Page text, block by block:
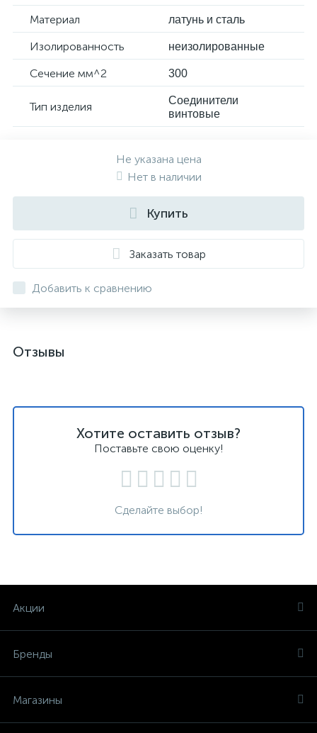
Материал латунь и сталь
Изолированность неизолированные
Сечение мм^2 300
Тип изделия
Соединители
винтовые
Не указана цена
Нет в наличии
Купить
Заказать товар
Добавить к сравнению
Отзывы
Хотите оставить отзыв?
Поставьте свою оценку!
Сделайте выбор!
Акции
Бренды
Магазины